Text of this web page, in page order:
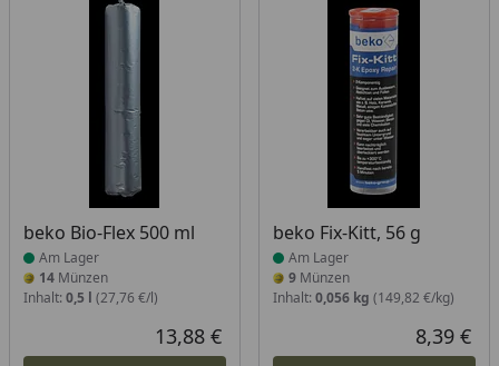
beko Bio-Flex 500 ml
Produkt am Lager
Am Lager
14 Münzen
Inhalt: 0,5 l (27,76 €/l)
Aktueller Preis
13,88 €
beko Fix-Kitt, 56 g
Produkt am Lager
Am Lager
9Münzen
Inhalt: 0,056 kg (149,82 €/kg)
8,39 €